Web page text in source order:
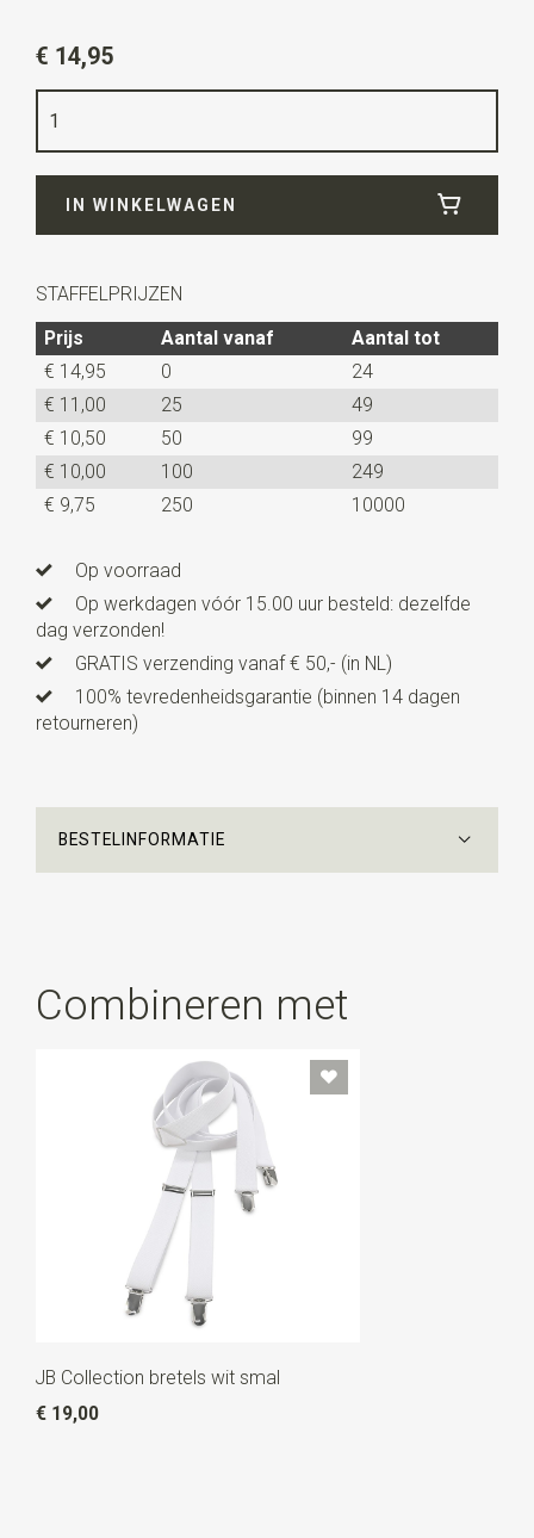
wit
Kwaliteit
Uitvoeringelastisch en verstelbaar. Deze
mouwophouders worden per paar verkocht.
€ 14,95
IN WINKELWAGEN
STAFFELPRIJZEN
Prijs
Aantal vanaf
Aantal tot
€ 14,95
0
24
€ 11,00
25
49
€ 10,50
50
99
€ 10,00
100
249
€ 9,75
250 10000
Op voorraad
Op werkdagen vóór 15.00 uur besteld: dezelfde
dag verzonden!
GRATIS verzending vanaf € 50,- (in NL)
100% tevredenheidsgarantie (binnen 14 dagen
retourneren)
BESTELINFORMATIE
Combineren met
JB Collection bretels wit smal
€ 19,00